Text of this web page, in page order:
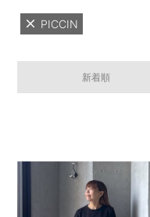
PICCIN
新着順